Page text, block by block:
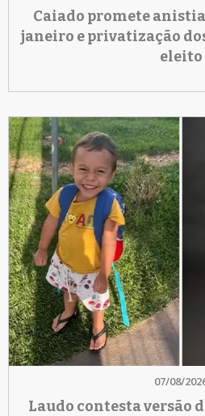
Caiado promete anistia
janeiro e privatização
eleito
07/08/
Laudo contesta versão